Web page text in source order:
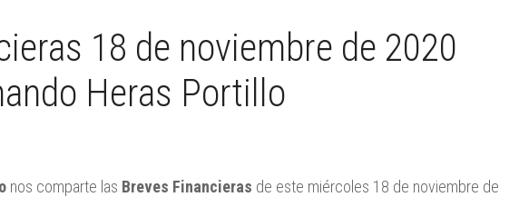
18 de noviembre de 2020
Heras Portillo
nos comparte las Breves Financieras de este miércoles 18 de noviembre de